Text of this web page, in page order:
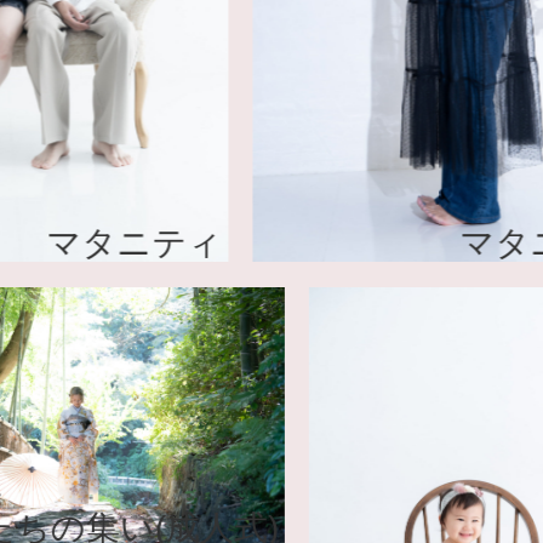
ニティ マタニティ
はたちの集い(成人式)